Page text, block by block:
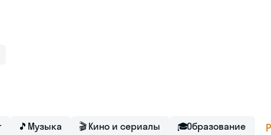
🎵 Музыка 🎬 Кино и сериалы 🎓Образование